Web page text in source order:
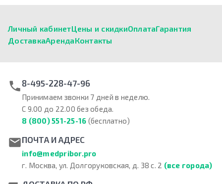
Личный кабинетЦены и скидкиОплатаГарантия
ДоставкаАрендаКонтакты
8-495-228-47-96
Принимаем звонки 7 дней в неделю.
С 9.00 до 22.00 без обеда.
8 (800) 551-25-16 (бесплатно)
ПОЧТА И АДРЕС
info@medpribor.pro
г. Москва, ул. Долгоруковская, д. 38 с. 2 (все города)